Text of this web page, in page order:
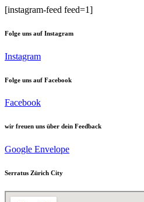
[instagram-feed feed=1]
Folge uns auf Instagram
Instagram
Folge uns auf Facebook
Facebook
wir freuen uns über dein Feedback
Google Envelope
Serratus Zürich City